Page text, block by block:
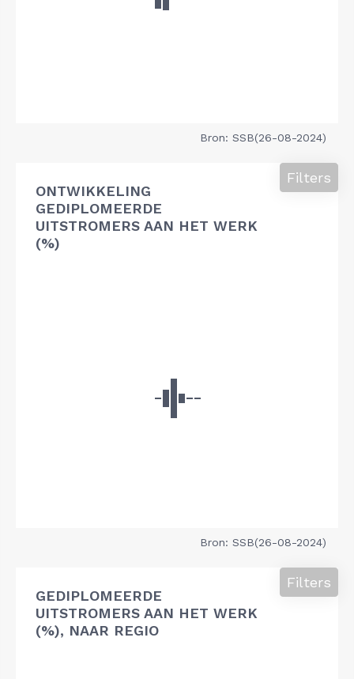
Bron: SSB(26-08-2024)
ONTWIKKELING
GEDIPLOMEERDE
UITSTROMERS AAN HET WERK
(%)
Filters
Bron: SSB(26-08-2024)
GEDIPLOMEERDE
UITSTROMERS AAN HET WERK
(%), NAAR REGIO
Filters